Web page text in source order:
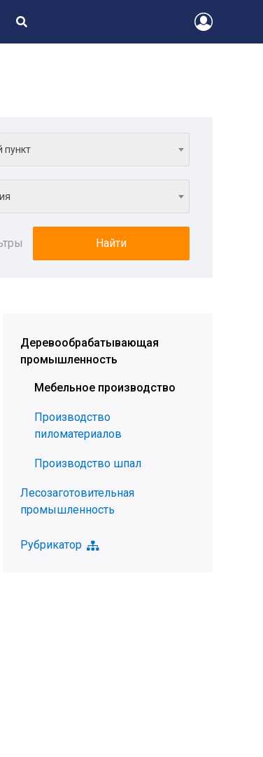
пункт
Деревообрабатывающая
промышленность
Мебельное производство
Производство
пиломатериалов
Производство шпал
Лесозаготовительная
промышленность
Рубрикатор